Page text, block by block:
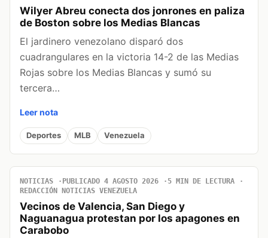
Wilyer Abreu conecta dos jonrones en paliza
de Boston sobre los Medias Blancas
El jardinero venezolano disparó dos
cuadrangulares en la victoria 14-2 de las Medias
Rojas sobre los Medias Blancas y sumó su
tercera…
Leer nota
Deportes MLB Venezuela
NOTICIAS PUBLICADO 4 AGOSTO 2026
5 MIN DE LECTURA
REDACCIÓN NOTICIAS VENEZUELA
Vecinos de Valencia, San Diego y
Naguanagua protestan por los apagones en
Carabobo